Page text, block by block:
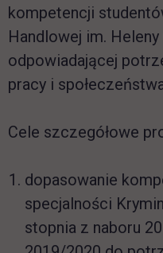
kompetencji
Handlowej im.
odpowiadającej
pracy i
Cele szczegółowe
dopasowanie
specjalności
stopnia z naboru